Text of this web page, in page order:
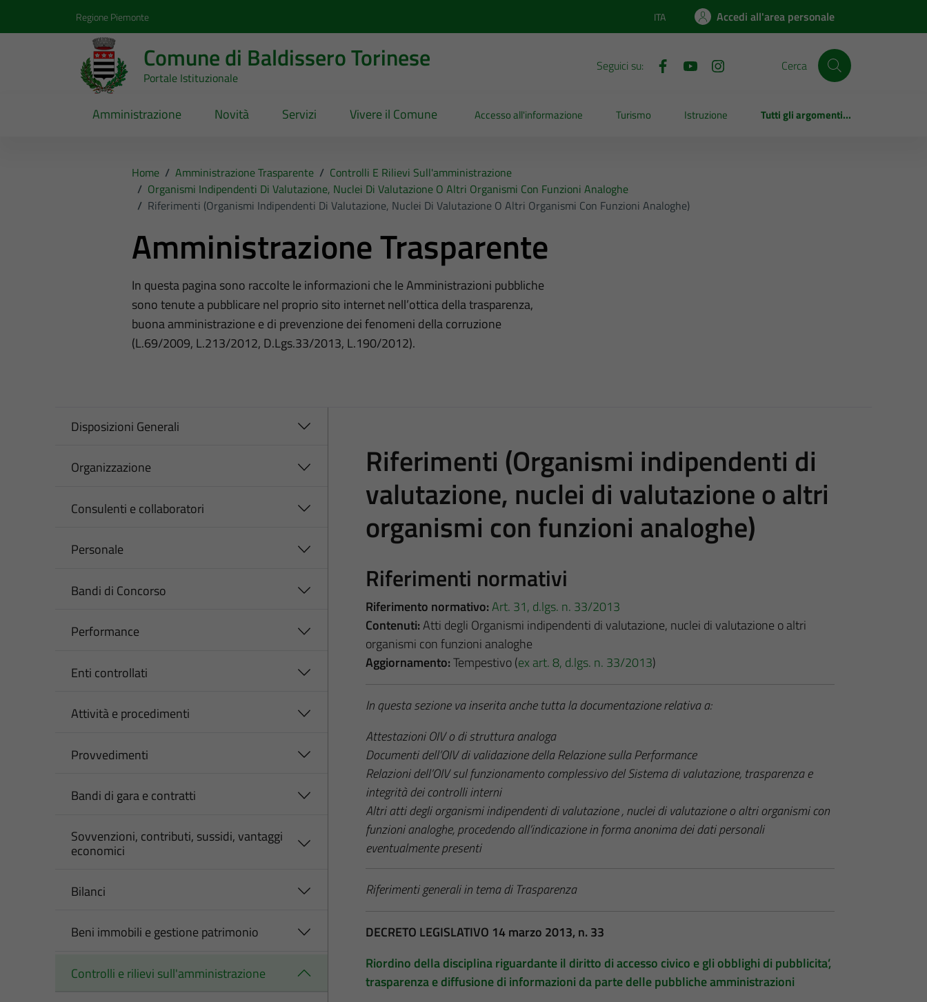
Regione Piemonte Lingua attiva:
ITA Accedi all'area personale
Comune di Baldissero Torinese
Portale Istituzionale
Seguici su: Cerca
Amministrazione Novità Servizi Vivere il Comune Accesso all'informazione Turismo Istruzione Tutti gli argomenti...
Home / Amministrazione Trasparente / Controlli E Rilievi Sull'amministrazione
/ Organismi Indipendenti Di Valutazione, Nuclei Di Valutazione O Altri Organismi Con Funzioni Analoghe
/ Riferimenti (Organismi Indipendenti Di Valutazione, Nuclei Di Valutazione O Altri Organismi Con Funzioni Analoghe)
Amministrazione Trasparente
In questa pagina sono raccolte le informazioni che le Amministrazioni pubbliche
sono tenute a pubblicare nel proprio sito internet nell’ottica della trasparenza,
buona amministrazione e di prevenzione dei fenomeni della corruzione
(L.69/2009, L.213/2012, D.Lgs.33/2013, L.190/2012).
Disposizioni Generali
Organizzazione
Consulenti e collaboratori
Personale
Bandi di Concorso
Performance
Enti controllati
Attività e procedimenti
Provvedimenti
Bandi di gara e contratti
Sovvenzioni, contributi, sussidi, vantaggi
economici
Bilanci
Beni immobili e gestione patrimonio
Controlli e rilievi sull'amministrazione
Riferimenti (Organismi indipendenti di
valutazione, nuclei di valutazione o altri
organismi con funzioni analoghe)
Riferimenti normativi
Riferimento normativo:Art. 31, d.lgs. n. 33/2013
Contenuti:Atti degli Organismi indipendenti di valutazione, nuclei di valutazione o altri
organismi con funzioni analoghe
Aggiornamento:Tempestivo (ex art. 8, d.lgs. n. 33/2013)
In questa sezione va inserita anche tutta la documentazione relativa a:
Attestazioni OIV o di struttura analoga
Documenti dell’OIV di validazione della Relazione sulla Performance
Relazioni dell’OIV sul funzionamento complessivo del Sistema di valutazione, trasparenza e
integrità dei controlli interni
Altri atti degli organismi indipendenti di valutazione , nuclei di valutazione o altri organismi con
funzioni analoghe, procedendo all’indicazione in forma anonima dei dati personali
eventualmente presenti
Riferimenti generali in tema di Trasparenza
DECRETO LEGISLATIVO 14 marzo 2013, n. 33
Riordino della disciplina riguardante il diritto di accesso civico e gli obblighi di pubblicita’,
trasparenza e diffusione di informazioni da parte delle pubbliche amministrazioni